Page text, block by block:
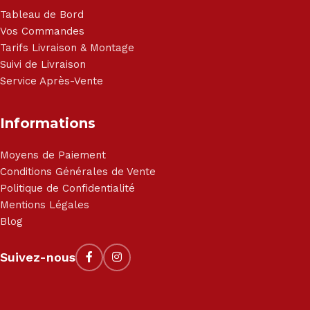
Tableau de Bord
Vos Commandes
Tarifs Livraison & Montage
Suivi de Livraison
Service Après-Vente
Informations
Moyens de Paiement
Conditions Générales de Vente
Politique de Confidentialité
Mentions Légales
Blog
Suivez-nous